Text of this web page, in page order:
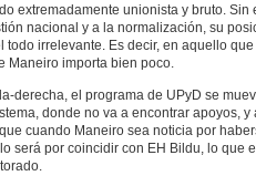
extremadamente unionista y bruto. Sin
nacional y a la normalización, su
todo irrelevante. Es decir, en aquello
Maneiro importa bien poco.
derecha, el programa de UPyD se
donde no va a encontrar apoyos,
cuando Maneiro sea noticia por
será por coincidir con EH Bildu, lo que